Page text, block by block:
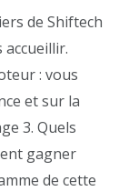
de Shiftech
: vous
et sur la
3. Quels
gagner
de cette